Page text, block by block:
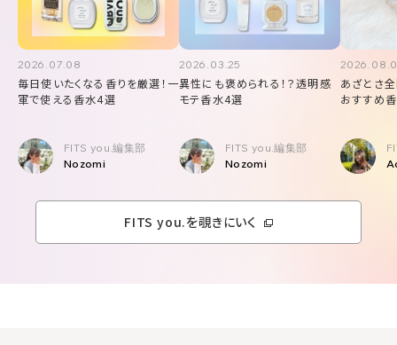
2026.07.08
毎日使いたくなる香りを厳選！一
軍で使える香水4選
FITS you.編集部
Nozomi
2026.03.25
異性にも褒められる！？透明感
モテ香水4選
FITS you.編集部
Nozomi
あざとさ
おすすめ
FITS you.を覗きにいく